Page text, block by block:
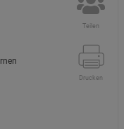
Teilen
Drucken